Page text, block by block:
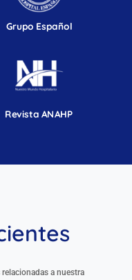
Grupo Español
Revista ANAHP
a nuestra